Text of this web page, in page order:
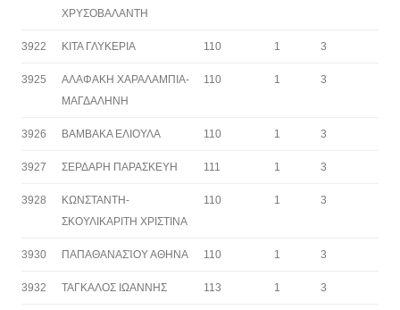
ΧΡΥΣΟΒΑΛΑΝΤΗ
3922 ΚΙΤΑ ΓΛΥΚΕΡΙΑ 110 1 3
3925
ΑΛΑΦΑΚΗ ΧΑΡΑΛΑΜΠΙΑ-
ΜΑΓΔΑΛΗΝΗ
110 1 3
3926 ΒΑΜΒΑΚΑ ΕΛΙΟΥΛΑ 110 1 3
3927 ΣΕΡΔΑΡΗ ΠΑΡΑΣΚΕΥΗ 111 1 3
3928
ΚΩΝΣΤΑΝΤΗ-
ΣΚΟΥΛΙΚΑΡΙΤΗ ΧΡΙΣΤΙΝΑ
110 1 3
3930 ΠΑΠΑΘΑΝΑΣΊΟΥ ΑΘΗΝΑ 110 1 3
3932 ΤΑΓΚΑΛΟΣ ΙΩΑΝΝΗΣ 113 1 3